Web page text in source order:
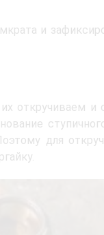
и
откручиваем
для